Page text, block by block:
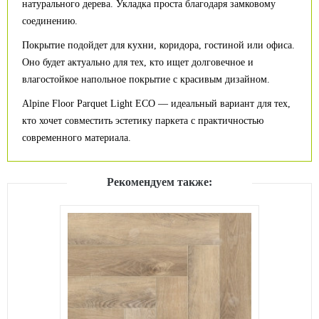
натурального дерева. Укладка проста благодаря замковому
соединению.
Покрытие подойдет для кухни, коридора, гостиной или офиса.
Оно будет актуально для тех, кто ищет долговечное и
влагостойкое напольное покрытие с красивым дизайном.
Alpine Floor Parquet Light ECO — идеальный вариант для тех,
кто хочет совместить эстетику паркета с практичностью
современного материала.
Рекомендуем также: